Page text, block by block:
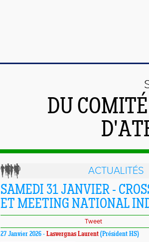
DU
ACTUALITÉS
SAMEDI 31 JANVIER -
ET MEETING NATIONAL
Tweet
27 Janvier 2026 - Lasvergnas Laurent (Président HS)